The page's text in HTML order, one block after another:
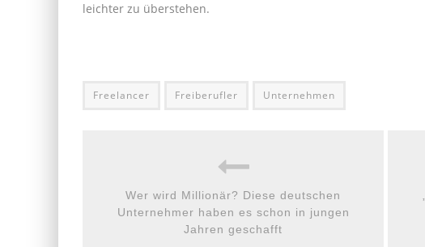
leichter zu überstehen.
Freelancer Freiberufler Unternehmen
Wer wird Millionär? Diese deutschen
Unternehmer haben es schon in jungen
Jahren geschafft